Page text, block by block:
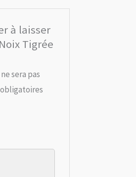
à laisser
Tigrée
sera pas